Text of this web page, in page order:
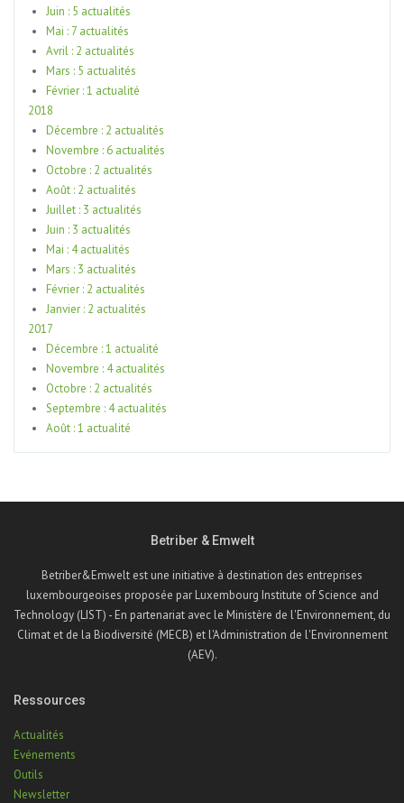
Juin : 5 actualités
Mai : 7 actualités
Avril : 2 actualités
Mars : 5 actualités
Février : 1 actualité
2018
Décembre : 2 actualités
Novembre : 6 actualités
Octobre : 2 actualités
Août : 2 actualités
Juillet : 3 actualités
Juin : 3 actualités
Mai : 4 actualités
Mars : 3 actualités
Février : 2 actualités
Janvier : 2 actualités
2017
Décembre : 1 actualité
Novembre : 4 actualités
Octobre : 2 actualités
Septembre : 4 actualités
Août : 1 actualité
Betriber & Emwelt
Betriber&Emwelt est une initiative à destination des entreprises
luxembourgeoises proposée par Luxembourg Institute of Science and
Technology (LIST) - En partenariat avec le Ministère de l'Environnement, du
Climat et de la Biodiversité (MECB) et l'Administration de l'Environnement
(AEV).
Ressources
Actualités
Evénements
Outils
Newsletter